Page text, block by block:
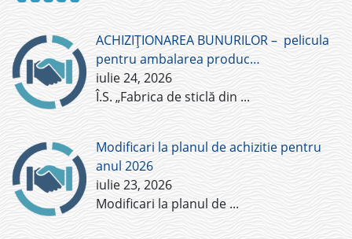
ACHIZIȚIONAREA BUNURILOR – pelicula
pentru ambalarea produc…
iulie 24, 2026
Î.S. „Fabrica de sticlă din ...
Modificari la planul de achizitie pentru
anul 2026
iulie 23, 2026
Modificari la planul de ...